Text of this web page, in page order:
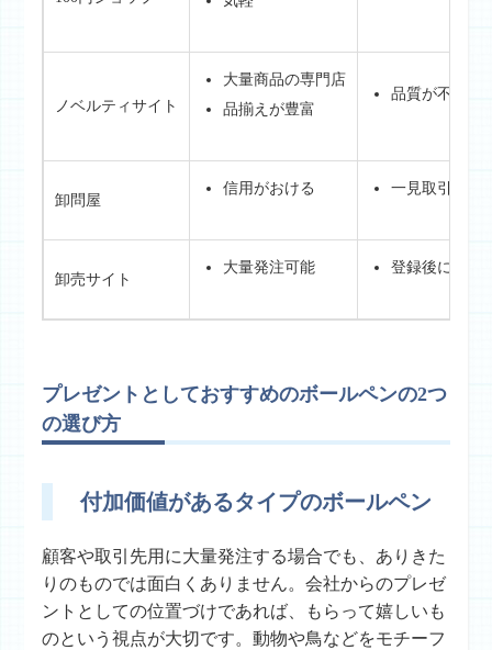
ノベルティサイト
大量商品の専門店
品揃えが豊富
品質が不明
卸問屋
信用がおける 一見取引不可
卸売サイト
大量発注可能 登録後に単価
プレゼントとしておすすめのボールペンの2つ
の選び方
付加価値があるタイプのボールペン
顧客や取引先用に大量発注する場合でも、ありきた
りのものでは面白くありません。会社からのプレゼ
ントとしての位置づけであれば、もらって嬉しいも
のという視点が大切です。動物や鳥などをモチーフ